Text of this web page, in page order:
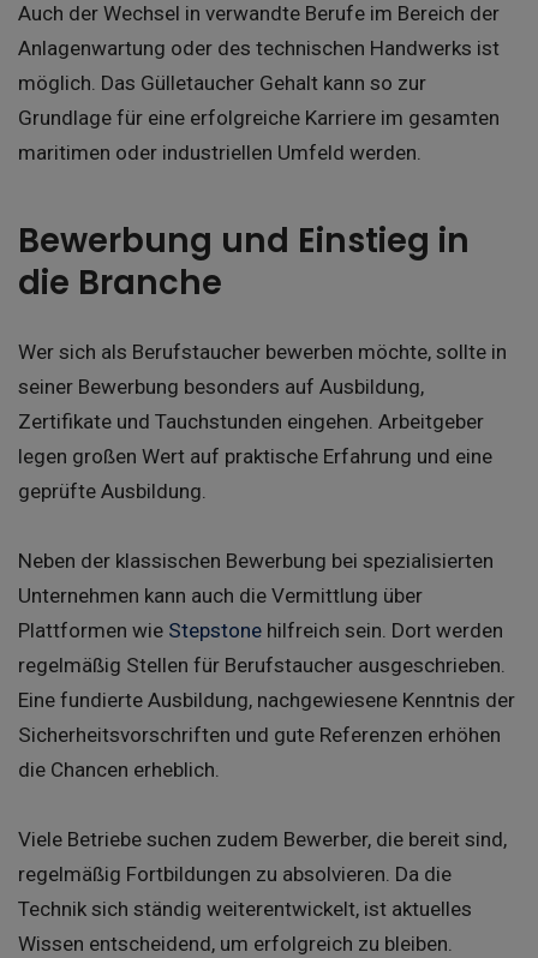
Auch der Wechsel in verwandte Berufe im Bereich der
Anlagenwartung oder des technischen Handwerks ist
möglich. Das Gülletaucher Gehalt kann so zur
Grundlage für eine erfolgreiche Karriere im gesamten
maritimen oder industriellen Umfeld werden.
Bewerbung und Einstieg in
die Branche
Wer sich als Berufstaucher bewerben möchte, sollte in
seiner Bewerbung besonders auf Ausbildung,
Zertifikate und Tauchstunden eingehen. Arbeitgeber
legen großen Wert auf praktische Erfahrung und eine
geprüfte Ausbildung.
Neben der klassischen Bewerbung bei spezialisierten
Unternehmen kann auch die Vermittlung über
Plattformen wie Stepstone hilfreich sein. Dort werden
regelmäßig Stellen für Berufstaucher ausgeschrieben.
Eine fundierte Ausbildung, nachgewiesene Kenntnis der
Sicherheitsvorschriften und gute Referenzen erhöhen
die Chancen erheblich.
Viele Betriebe suchen zudem Bewerber, die bereit sind,
regelmäßig Fortbildungen zu absolvieren. Da die
Technik sich ständig weiterentwickelt, ist aktuelles
Wissen entscheidend, um erfolgreich zu bleiben.